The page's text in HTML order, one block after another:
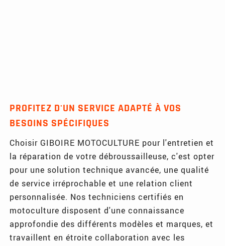
PROFITEZ D'UN SERVICE ADAPTÉ À VOS
BESOINS SPÉCIFIQUES
Choisir GIBOIRE MOTOCULTURE pour l'entretien et
la réparation de votre débroussailleuse, c'est opter
pour une solution technique avancée, une qualité
de service irréprochable et une relation client
personnalisée. Nos techniciens certifiés en
motoculture disposent d'une connaissance
approfondie des différents modèles et marques, et
travaillent en étroite collaboration avec les